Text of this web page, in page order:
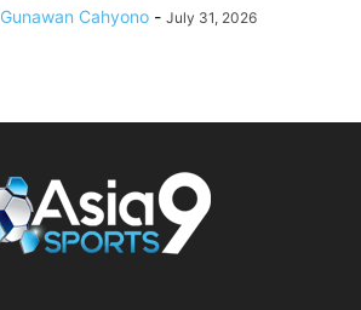
Gunawan Cahyono - July 31, 2026